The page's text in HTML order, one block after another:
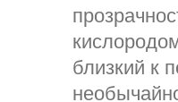
близкий к